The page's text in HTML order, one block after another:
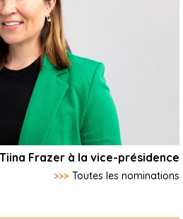
Frazer à la vice-présidence
>>> Toutes les nominations